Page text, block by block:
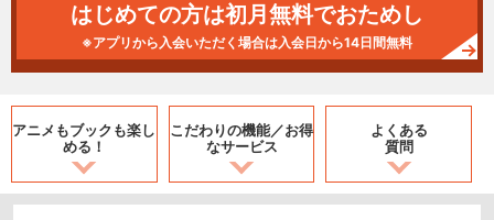
はじめての方は初月無料でおためし
※アプリから入会いただく場合は入会日から14日間無料
アニメもブックも楽し
める！
こだわりの機能／お得
なサービス
よくある
質問